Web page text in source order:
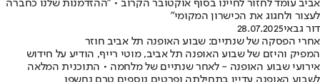
אביב עומד לחזור לחיינו בסוף אוקטובר הקרוב • "ההזדמנות שלנו כחברה
לעצור ולחגוג את הכישרון המקומי"
דור גבאי28.07.2025
אחרי הפסקה של שנתיים: שבוע האופנה תל אביב חוזר
המפיק והיזם של שבוע האופנה תל אביב, מוטי רייף, הודיע על חידוש
אירועי שבוע האופנה - לאחר שנתיים של מלחמה • התוכנית המלאה